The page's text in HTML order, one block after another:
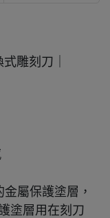
雕刻刀｜
屬保護塗層，
塗層用在刻刀